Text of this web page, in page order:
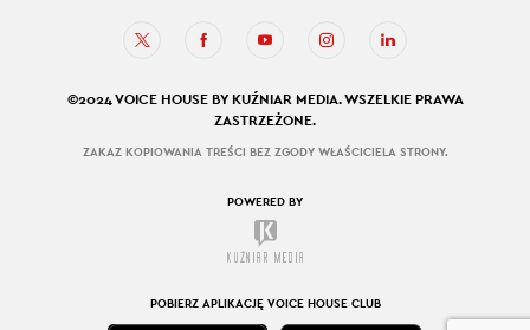
©2024 VOICE HOUSE BY KUŹNIAR MEDIA. WSZELKIE PRAWA
ZASTRZEŻONE.
ZAKAZ KOPIOWANIA TREŚCI BEZ ZGODY WŁAŚCICIELA STRONY.
POWERED BY
POBIERZ APLIKACJĘ VOICE HOUSE CLUB